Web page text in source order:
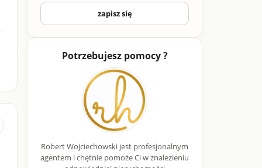
zapisz się
Potrzebujesz pomocy ?
Robert Wojciechowski jest profesjonalnym
agentem i chętnie pomoże Ci w znalezieniu